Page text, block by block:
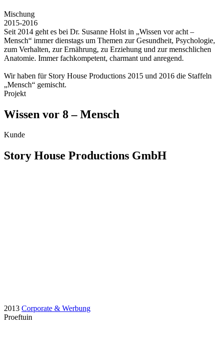
Mischung
2015-2016
Seit 2014 geht es bei Dr. Susanne Holst in „Wissen vor acht –
Mensch“ immer dienstags um Themen zur Gesundheit, Psychologie,
zum Verhalten, zur Ernährung, zu Erziehung und zur menschlichen
Anatomie. Immer fachkompetent, charmant und anregend.
Wir haben für Story House Productions 2015 und 2016 die Staffeln
„Mensch“ gemischt.
Projekt
Wissen vor 8 – Mensch
Kunde
Story House Productions GmbH
2013 Corporate & Werbung
Proeftuin